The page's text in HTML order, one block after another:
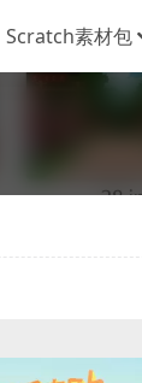
Scratch素材包